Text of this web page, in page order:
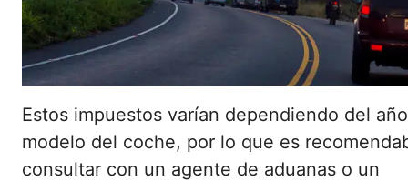
Estos impuestos varían dependiendo del
modelo del coche, por lo que es
consultar con un agente de aduanas o un